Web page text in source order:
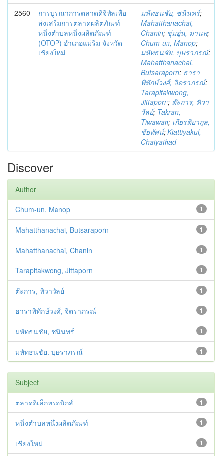
2560
การบูรณาการตลาดดิจิทัลเพื่อ
ส่งเสริมการตลาดผลิตภัณฑ์
หนึ่งตำบลหนึ่งผลิตภัณฑ์
(OTOP) อำเภอแม่ริม จังหวัด
เชียงใหม่
มหัทธนชัย, ชนินทร์;
Mahatthanachai,
Chanin; ชุ่มอุ่น, มานพ;
Chum-un, Manop;
มหัทธนชัย, บุษราภรณ์;
Mahatthanachai,
Butsaraporn; ธารา
พิทักษ์วงศ์, จิตราภรณ์;
Tarapitakwong,
Jittaporn; ต๊ะการ, ทิวา
วัลย์; Takran,
Tiwawan; เกียรติยากุล,
ชัยทัศน์; Kiattiyakul,
Chaiyathad
Discover
Author
1
Chum-un, Manop
1
Mahatthanachai, Butsaraporn
1
Mahatthanachai, Chanin
1
Tarapitakwong, Jittaporn
1
ต๊ะการ, ทิวาวัลย์
1
ธาราพิทักษ์วงศ์, จิตราภรณ์
1
มหัทธนชัย, ชนินทร์
1
มหัทธนชัย, บุษราภรณ์
Subject
1
ตลาดอิเล็กทรอนิกส์
1
หนึ่งตำบลหนึ่งผลิตภัณฑ์
1
เชียงใหม่